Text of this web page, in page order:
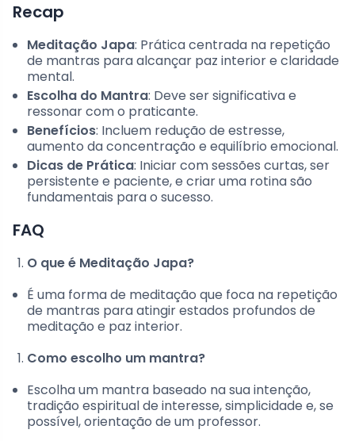
Recap
Meditação Japa: Prática centrada na repetição
de mantras para alcançar paz interior e claridade
mental.
Escolha do Mantra: Deve ser significativa e
ressonar com o praticante.
Benefícios: Incluem redução de estresse,
aumento da concentração e equilíbrio emocional.
Dicas de Prática: Iniciar com sessões curtas, ser
persistente e paciente, e criar uma rotina são
fundamentais para o sucesso.
FAQ
O que é Meditação Japa?
É uma forma de meditação que foca na repetição
de mantras para atingir estados profundos de
meditação e paz interior.
Como escolho um mantra?
Escolha um mantra baseado na sua intenção,
tradição espiritual de interesse, simplicidade e, se
possível, orientação de um professor.